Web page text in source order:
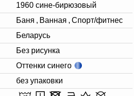
1960 сине-бирюзовый
Баня , Ванная , Спорт/фитнес
Беларусь
Без рисунка
Оттенки синего
без упаковки